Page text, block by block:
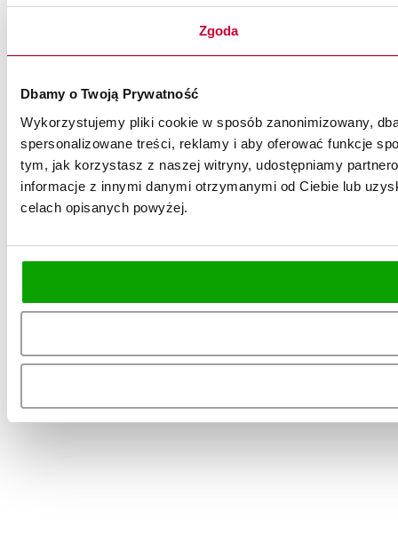
Zgoda
Dbamy o Twoją Prywatność
Wykorzystujemy pliki cookie w sposób zanonimizowany,
spersonalizowane treści, reklamy i aby oferować funkcje
tym, jak korzystasz z naszej witryny, udostępniamy
informacje z innymi danymi otrzymanymi od Ciebie lub
celach opisanych powyżej.